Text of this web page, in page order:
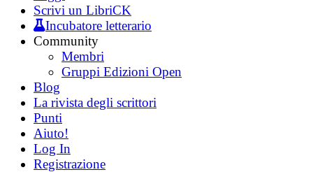
Scrivi un LibriCK
Incubatore letterario
Community
Membri
Gruppi Edizioni Open
Blog
La rivista degli scrittori
Punti
Aiuto!
Log In
Registrazione